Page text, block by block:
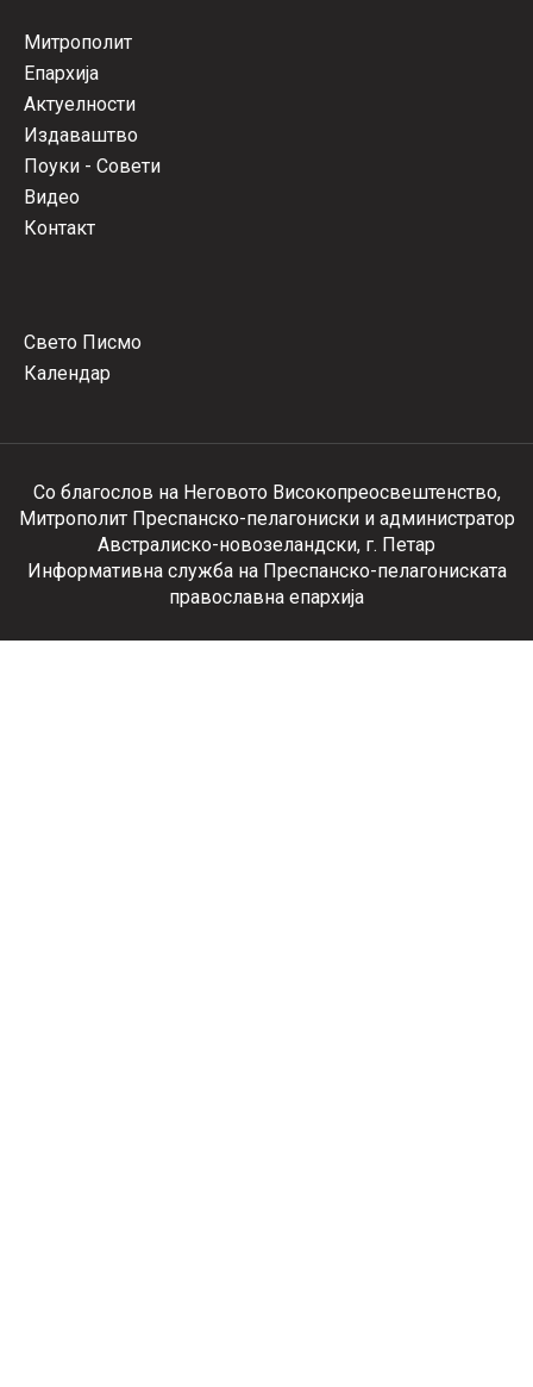
Митрополит
Епархија
Актуелности
Издаваштво
Поуки - Совети
Видео
Контакт
Свето Писмо
Календар
Со благослов на Неговото Високопреосвештенство,
Митрополит Преспанско-пелагониски и администратор
Австралиско-новозеландски, г. Петар
Информативна служба на Преспанско-пелагониската
православна епархија